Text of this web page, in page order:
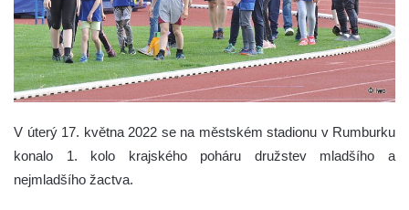
V úterý 17. května 2022 se na městském stadionu v Rumburku
konalo 1. kolo krajského poháru družstev mladšího a
nejmladšího žactva.